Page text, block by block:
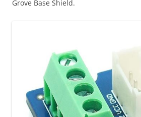
Grove Base Shield.